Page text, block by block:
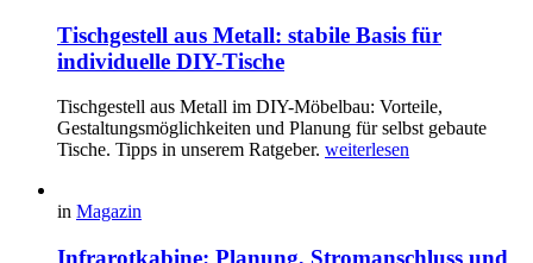
Tischgestell aus Metall: stabile Basis für
individuelle DIY-Tische
Tischgestell aus Metall im DIY-Möbelbau: Vorteile,
Gestaltungsmöglichkeiten und Planung für selbst gebaute
Tische. Tipps in unserem Ratgeber. weiterlesen
in Magazin
Infrarotkabine: Planung, Stromanschluss und